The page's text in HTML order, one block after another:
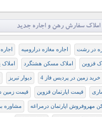
املاک سفارش رهن و اجاره جدید
در رشت اجاره مغازه دراروميه
قزوین املاک مسکن هشتگرد
خرید زمین در پردیس فاز 4 دیوار تبریز
قیمت اپارتمان قزوین قیمت زمین
مهروفروش اپارتمان درمراغه مشاوره